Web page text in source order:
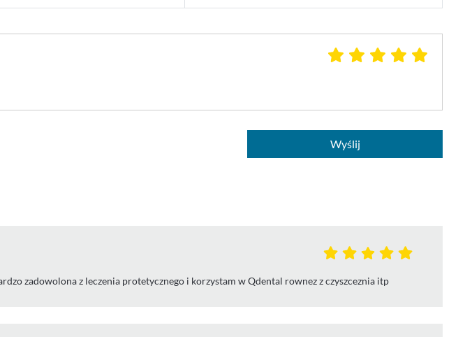
Wyślij
zadowolona z leczenia protetycznego i korzystam w Qdental rownez z czyszceznia itp